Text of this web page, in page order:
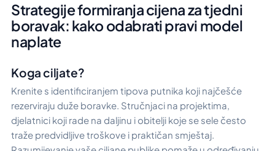
Strategije formiranja cijena za tjedni
boravak: kako odabrati pravi model
naplate
Koga ciljate?
Krenite s identificiranjem tipova putnika koji najčešće
rezerviraju duže boravke. Stručnjaci na projektima,
djelatnici koji rade na daljinu i obitelji koje se sele često
traže predvidljive troškove i praktičan smještaj.